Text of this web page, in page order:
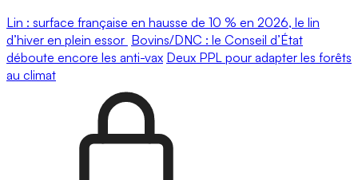
Lin : surface française en hausse de 10 % en 2026, le lin
d’hiver en plein essor Bovins/DNC : le Conseil d’État
déboute encore les anti-vax Deux PPL pour adapter les forêts
au climat